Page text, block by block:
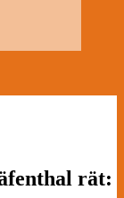
rät: